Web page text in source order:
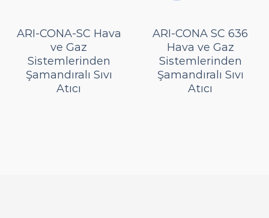
ARI-CONA-SC Hava
ve Gaz
Sistemlerinden
Şamandıralı Sıvı
Atıcı
ARI-CONA SC 636
Hava ve Gaz
Sistemlerinden
Şamandıralı Sıvı
Atıcı